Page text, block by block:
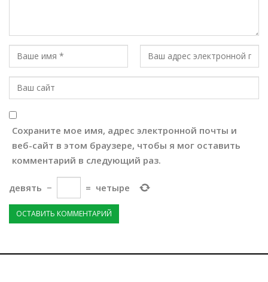
Сохраните мое имя, адрес электронной почты и
веб-сайт в этом браузере, чтобы я мог оставить
комментарий в следующий раз.
девять − = четыре